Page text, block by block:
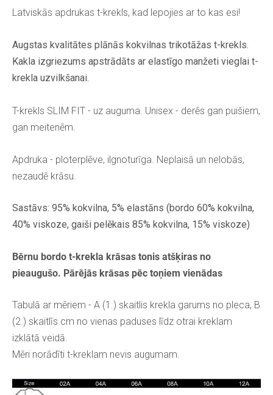
Latviskās apdrukas t-krekls, kad lepojies ar to kas esi!
Augstas kvalitātes plānās kokvilnas trikotāžas t-krekls.
Kakla izgriezums apstrādāts ar elastīgo manžeti vieglai t-
krekla uzvilkšanai.
T-krekls SLIM FIT - uz auguma. Unisex - derēs gan puišiem,
gan meitenēm.
Apdruka - ploterplēve, ilgnoturīga. Neplaisā un nelobās,
nezaudē krāsu.
Sastāvs: 95% kokvilna, 5% elastāns (bordo 60% kokvilna,
40% viskoze, gaiši pelēkais 85% kokvilna, 15% viskoze)
Bērnu bordo t-krekla krāsas tonis atšķiras no
pieaugušo. Pārējās krāsas pēc toņiem vienādas
Tabulā ar mēriem - A (1.) skaitlis krekla garums no pleca, B
(2.) skaitlīs cm no vienas paduses līdz otrai kreklam
izklātā veidā.
Mēri norādīti t-kreklam nevis augumam.